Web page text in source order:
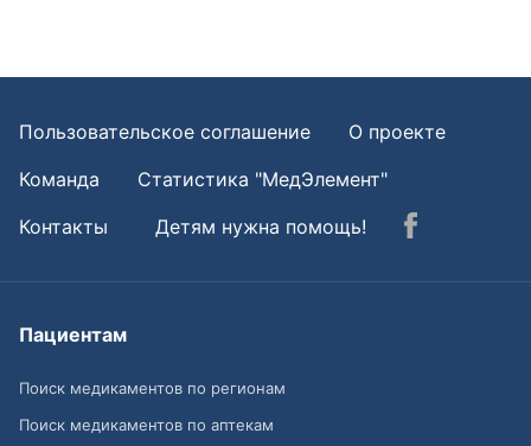
Пользовательское соглашение
О проекте
Команда
Статистика "МедЭлемент"
Контакты
Детям нужна помощь!
Пациентам
Поиск медикаментов по регионам
Поиск медикаментов по аптекам